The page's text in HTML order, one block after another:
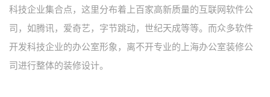
科技企业集合点，这里分布着上百家高新质量的互联网软件公
司，如腾讯，爱奇艺，字节跳动，世纪天成等等。而众多软件
开发科技企业的办公室形象，离不开专业的上海办公室装修公
司进行整体的装修设计。